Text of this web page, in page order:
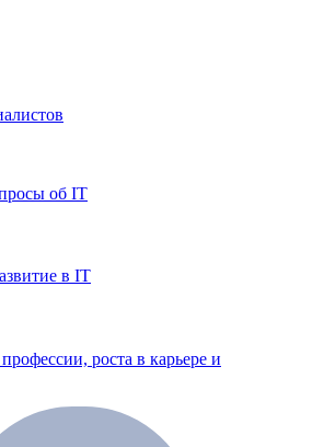
об IT
в IT
роста в карьере и